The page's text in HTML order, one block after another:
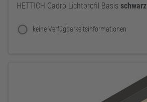
HETTICH Cadro Lichtprofil Basis schwarz
keine Verfügbarkeitsinformationen